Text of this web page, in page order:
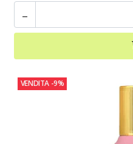
-
VENDITA -9%